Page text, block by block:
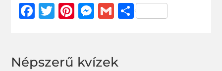
Facebook
Twitter
Pinterest
Messenger
GmailOssza
Népszerű kvízek